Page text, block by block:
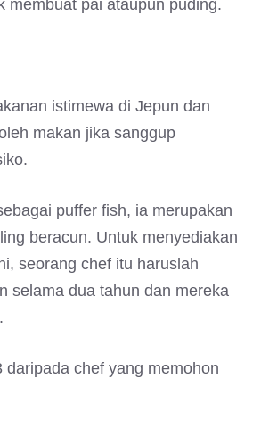
membuat pai ataupun puding.
istimewa di Jepun dan
makan jika sanggup
puffer fish, ia merupakan
beracun. Untuk menyediakan
seorang chef itu haruslah
selama dua tahun dan mereka
daripada chef yang memohon